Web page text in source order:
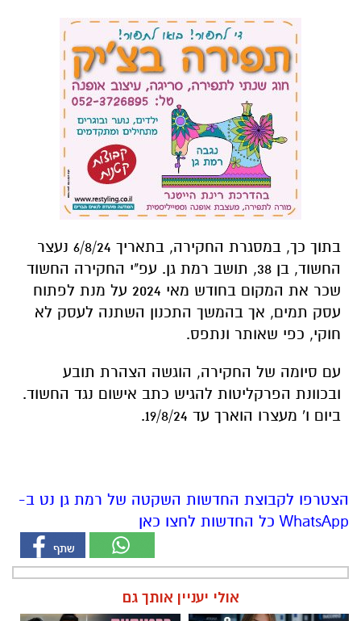
בתוך כך, במסגרת החקירה, בתאריך 6/8/24 נעצר
החשוד, בן 38, תושב רמת גן. עפ"י החקירה החשוד
שכר את המקום בחודש מאי 2024 על מנת לפתוח
עסק תמים, אך בהמשך התכנון השתנה לעסק לא
חוקי, כפי שאותר ונתפס.
עם סיומה של החקירה, הוגשה הצהרת תובע
ובכוונת הפרקליטות להגיש כתב אישום נגד החשוד.
ביום ו' מעצרו הוארך עד 19/8/24.
הצטרפו לקבוצת החדשות השקטה של רמת גן נט ב-
WhatsApp כל החדשות לחצו כאן
אולי יעניין אותך גם